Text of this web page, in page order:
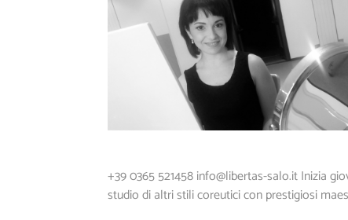
+39 0365 521458info@libertas-salo.itInizia
studio di altri stili coreutici con prestigiosi